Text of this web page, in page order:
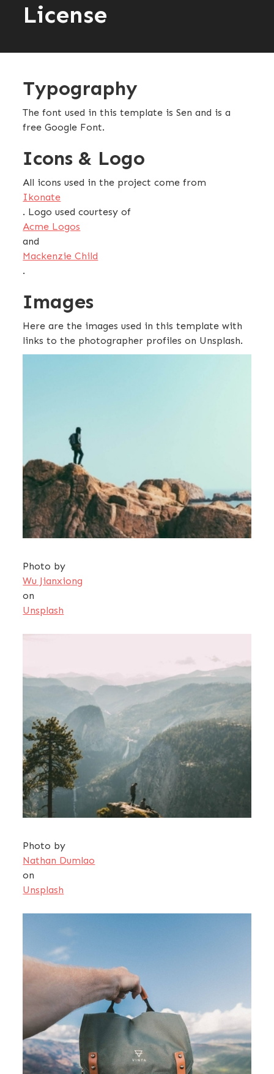
License
Typography
The font used in this template is Sen and is a
free Google Font.
Icons & Logo
All icons used in the project come from
Ikonate
. Logo used courtesy of
Acme Logos
and
Mackenzie Child
.
Images
Here are the images used in this template with
links to the photographer profiles on Unsplash.
Photo by
Wu Jianxiong
on
Unsplash
Photo by
Nathan Dumlao
on
Unsplash